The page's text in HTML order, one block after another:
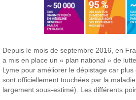
Depuis le mois de septembre 2016, en
a mis en place un « plan national » de
Lyme pour améliorer le dépistage car
sont officiellement touchées par la
largement sous-estimé). Les différents